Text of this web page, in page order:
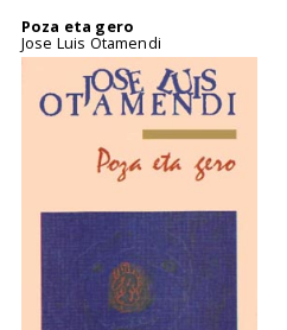
Poza eta gero
Jose Luis Otamendi